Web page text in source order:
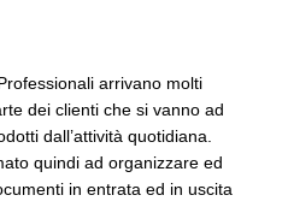
arrivano molti
dei clienti che si vanno ad
dall’attività quotidiana.
quindi ad organizzare ed
in entrata ed in uscita